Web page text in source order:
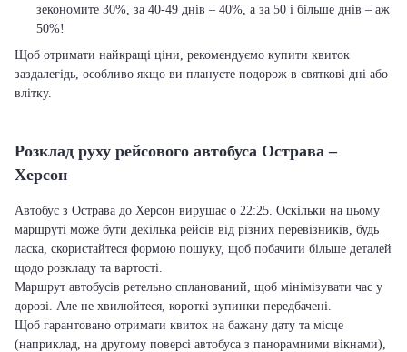
зекономите 30%, за 40-49 днів – 40%, а за 50 і більше днів – аж
50%!
Щоб отримати найкращі ціни, рекомендуємо купити квиток
заздалегідь, особливо якщо ви плануєте подорож в святкові дні або
влітку.
Розклад руху рейсового автобуса Острава –
Херсон
Автобус з Острава до Херсон вирушає о 22:25. Оскільки на цьому
маршруті може бути декілька рейсів від різних перевізників, будь
ласка, скористайтеся формою пошуку, щоб побачити більше деталей
щодо розкладу та вартості.
Маршрут автобусів ретельно спланований, щоб мінімізувати час у
дорозі. Але не хвилюйтеся, короткі зупинки передбачені.
Щоб гарантовано отримати квиток на бажану дату та місце
(наприклад, на другому поверсі автобуса з панорамними вікнами),